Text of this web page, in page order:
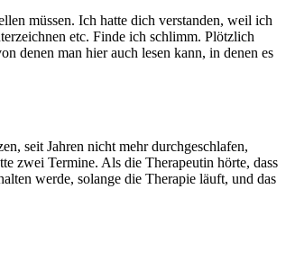
müssen. Ich hatte dich verstanden, weil ich
etc. Finde ich schlimm. Plötzlich
denen man hier auch lesen kann, in denen es
seit Jahren nicht mehr durchgeschlafen,
zwei Termine. Als die Therapeutin hörte, dass
werde, solange die Therapie läuft, und das